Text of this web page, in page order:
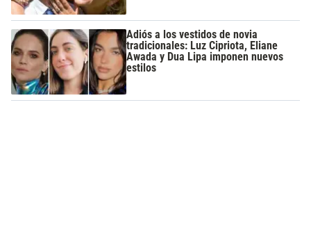
Adiós a los vestidos de novia
tradicionales: Luz Cipriota, Eliane
Awada y Dua Lipa imponen nuevos
estilos